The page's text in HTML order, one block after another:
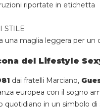
riportate in etichetta
STILE
una maglia leggera per un
del Lifestyle
dai fratelli Marciano,
europea con il sogno
quotidiano in un simbolo di